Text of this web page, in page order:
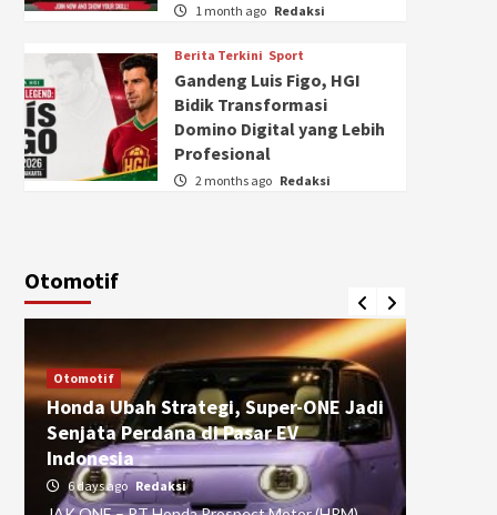
1 month ago Redaksi
Berita Terkini Sport
Gandeng Luis Figo, HGI
Bidik Transformasi
Domino Digital yang Lebih
Profesional
2 months ago Redaksi
Otomotif
Otomotif
Honda Ubah Strategi, Super-ONE Jadi
Senjata Perdana di Pasar EV
Indonesia
6 days ago Redaksi